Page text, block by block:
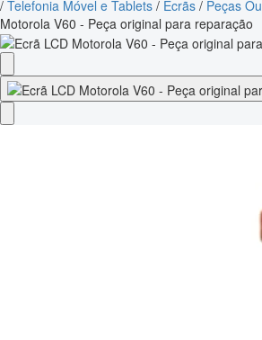
/ Telefonia Móvel e Tablets / Ecrãs / Peças
Motorola V60 - Peça original para reparação